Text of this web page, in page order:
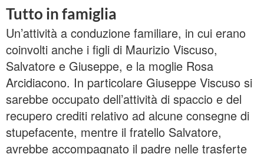
Tutto in famiglia
Un’attività a conduzione familiare, in cui erano
coinvolti anche i figli di Maurizio Viscuso,
Salvatore e Giuseppe, e la moglie Rosa
Arcidiacono. In particolare Giuseppe Viscuso si
sarebbe occupato dell’attività di spaccio e del
recupero crediti relativo ad alcune consegne di
stupefacente, mentre il fratello Salvatore,
avrebbe accompagnato il padre nelle trasferte